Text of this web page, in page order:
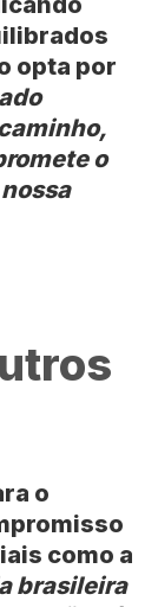
opta por
o
o
como a
brasileira